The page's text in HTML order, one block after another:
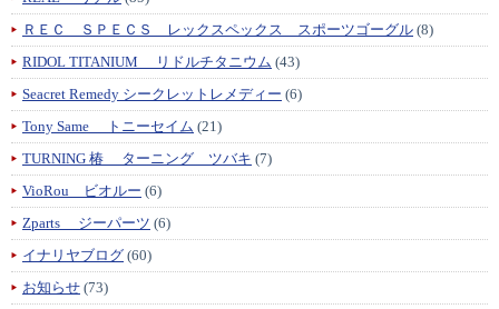
ＲＥＣ ＳＰＥＣＳ レックスペックス スポーツゴーグル (8)
RIDOL TITANIUM リドルチタニウム (43)
Seacret Remedy シークレットレメディー (6)
Tony Same トニーセイム (21)
TURNING 椿 ターニング ツバキ (7)
VioRou ビオルー (6)
Zparts ジーパーツ (6)
イナリヤブログ (60)
お知らせ (73)